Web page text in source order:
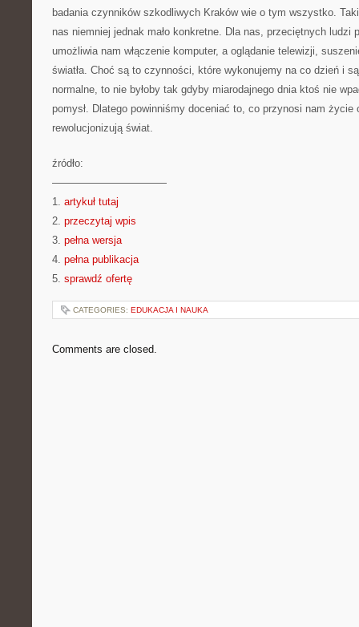
badania czynników szkodliwych Kraków wie o tym wszystko.
nas niemniej jednak mało konkretne. Dla nas, przeciętnych ludzi
umożliwia nam włączenie komputer, a oglądanie telewizji,
światła. Choć są to czynności, które wykonujemy na co dzień i
normalne, to nie byłoby tak gdyby miarodajnego dnia ktoś nie
pomysł. Dlatego powinniśmy doceniać to, co przynosi nam życie
rewolucjonizują świat.
źródło:
———————————
1. artykuł tutaj
2. przeczytaj wpis
3. pełna wersja
4. pełna publikacja
5. sprawdź ofertę
CATEGORIES: EDUKACJA I NAUKA
Comments are closed.